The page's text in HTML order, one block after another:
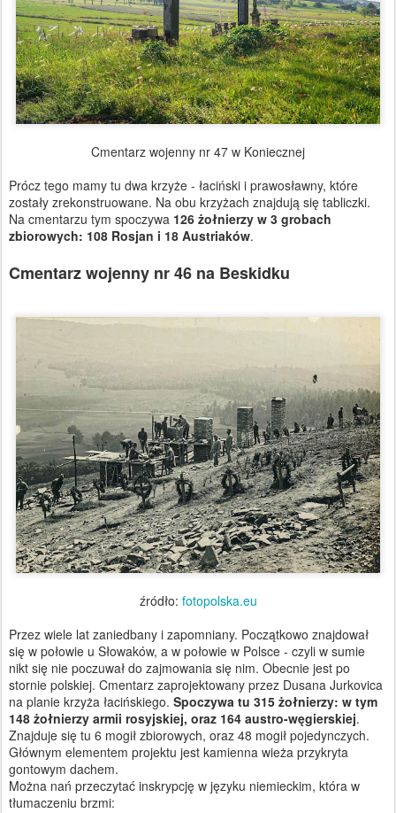
Cmentarz wojenny nr 47 w Koniecznej
Prócz tego mamy tu dwa krzyże - łaciński i prawosławny, które
zostały zrekonstruowane. Na obu krzyżach znajdują się tabliczki.
Na cmentarzu tym spoczywa 126 żołnierzy w 3 grobach
zbiorowych: 108 Rosjan i 18 Austriaków.
Cmentarz wojenny nr 46 na Beskidku
źródło: fotopolska.eu
Przez wiele lat zaniedbany i zapomniany. Początkowo znajdował
się w połowie u Słowaków, a w połowie w Polsce - czyli w sumie
nikt się nie poczuwał do zajmowania się nim. Obecnie jest po
stornie polskiej. Cmentarz zaprojektowany przez Dusana Jurkovica
na planie krzyża łacińskiego. Spoczywa tu 315 żołnierzy: w tym
148 żołnierzy armii rosyjskiej, oraz 164 austro-węgierskiej.
Znajduje się tu 6 mogił zbiorowych, oraz 48 mogił pojedynczych.
Głównym elementem projektu jest kamienna wieża przykryta
gontowym dachem.
Można nań przeczytać inskrypcję w języku niemieckim, która w
tłumaczeniu brzmi: